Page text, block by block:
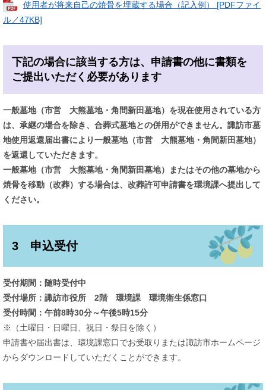
使用者が将来自己の焼骨を埋蔵する場合（記入例） [PDFファイ
ル／47KB]
下記の場合に該当する方は、申請書の他に書類を
ご提出いただく必要があります
一般墓地（市営 大熊墓地・角間新田墓地）を現在使用されている方
は、承継の場合を除き、合葬式墓地との併用ができません。諏訪市墓
地使用返還届出書により一般墓地（市営 大熊墓地・角間新田墓地）
を返還していただきます。
一般墓地（市営 大熊墓地・角間新田墓地）またはその他の墓地から
焼骨を移動（改葬）する場合は、改葬許可申請書を環境課へ提出して
ください。
3 申込受付
受付期間：随時受付中
受付場所：諏訪市役所 2階 環境課 環境衛生係窓口
受付時間：午前8時30分～午後5時15分
※（土曜日・日曜日、祝日・祭日を除く）
申請書や届出書は、環境課窓口でお受取りまたは諏訪市ホームページ
からダウンロードしていただくことができます。